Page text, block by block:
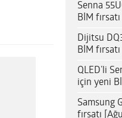
Senna
BİM
Dijitsu
BİM
QLED’li
için yeni
Samsung
fırsatı